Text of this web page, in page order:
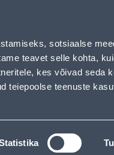
sotsiaalse
teavet selle kohta,
kes võivad seda
teiepoolse teenuste
Karjäärileht
OTSI